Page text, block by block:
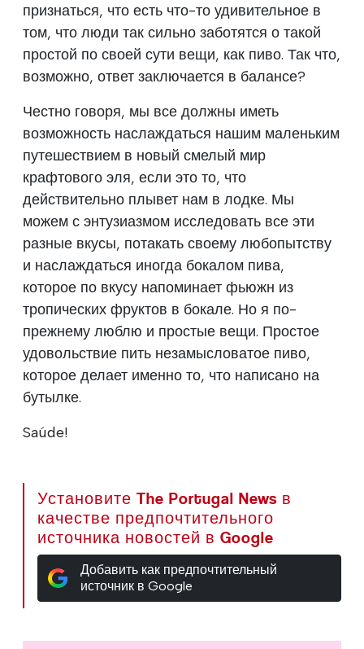
признаться, что есть что-то удивительное в
том, что люди так сильно заботятся о такой
простой по своей сути вещи, как пиво. Так что,
возможно, ответ заключается в балансе?
Честно говоря, мы все должны иметь
возможность наслаждаться нашим маленьким
путешествием в новый смелый мир
крафтового эля, если это то, что
действительно плывет нам в лодке. Мы
можем с энтузиазмом исследовать все эти
разные вкусы, потакать своему любопытству
и наслаждаться иногда бокалом пива,
которое по вкусу напоминает фьюжн из
тропических фруктов в бокале. Но я по-
прежнему люблю и простые вещи. Простое
удовольствие пить незамысловатое пиво,
которое делает именно то, что написано на
бутылке.
Saúde!
Установите The Portugal News в
качестве предпочтительного
источника новостей в Google
Добавить как предпочтительный
источник в Google